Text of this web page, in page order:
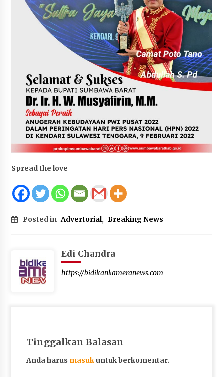
Penurunan Stunting di Sumbawa
4 minggu ago
Wabup Ansori Apresiasi Rekomendasi dan
Pandangan Fraksi – Fraksi DPRD Sumbawa
Bupati Sumbawa Lepas 487 Atlet dari Berbagai
Cabor yang Akan Berjuang pada PORPROV XII
NTB 2026
4 minggu ago
BAZNAS Kabupaten Sumbawa Salurkan Bantuan
Program 100 Mustahik Per Desa di Desa Teluk
Santong
4 minggu ago
Dosen UTS Siap Kembangkan Inovasi Lewat
Pelatihan PDPP 2026 Bali
Kepolisian yang Profesional
4 minggu ago
Capaian Program Pemerintah Kabupaten
Spread the love
Posted in Advertorial, Breaking News
Edi Chandra
https://bidikankameranews.com
Tinggalkan Balasan
Anda harus masukuntuk berkomentar.